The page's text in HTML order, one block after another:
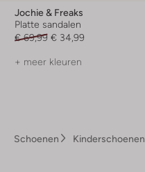
Jochie & Freaks
Platte sandalen
€ 69,99 € 34,99
+ meer kleuren
Schoenen Kinderschoenen